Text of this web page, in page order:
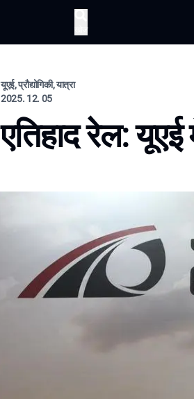
यूएई, प्रौद्योगिकी, यात्रा
2025. 12. 05
एतिहाद रेल: यूएई